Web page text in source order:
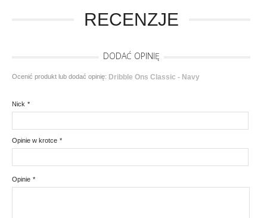
RECENZJE
DODAĆ OPINIĘ
Ocenić produkt lub dodać opinię: Dribble Ons Classic - Navy
*
Nick
*
Opinie w krotce
*
Opinie